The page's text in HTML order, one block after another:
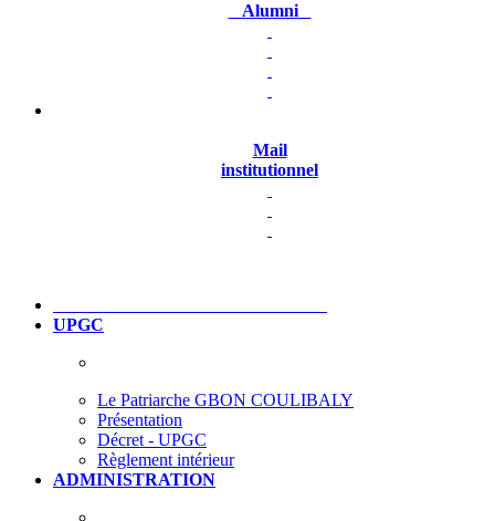
Alumni
Mail
institutionnel
UPGC
Le Patriarche GBON COULIBALY
Présentation
Décret - UPGC
Règlement intérieur
ADMINISTRATION